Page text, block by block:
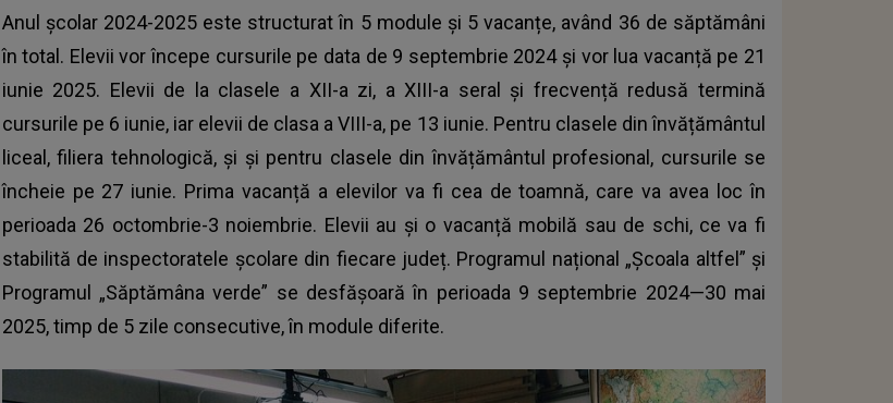
Anul școlar 2024-2025 este structurat în 5 module și 5 vacanțe, având 36 de săptămâni
în total. Elevii vor începe cursurile pe data de 9 septembrie 2024 și vor lua vacanță pe 21
iunie 2025. Elevii de la clasele a XII-a zi, a XIII-a seral și frecvență redusă termină
cursurile pe 6 iunie, iar elevii de clasa a VIII-a, pe 13 iunie. Pentru clasele din învățământul
liceal, filiera tehnologică, și și pentru clasele din învățământul profesional, cursurile se
încheie pe 27 iunie. Prima vacanță a elevilor va fi cea de toamnă, care va avea loc în
perioada 26 octombrie-3 noiembrie. Elevii au și o vacanță mobilă sau de schi, ce va fi
stabilită de inspectoratele școlare din fiecare județ. Programul național „Școala altfel” și
Programul „Săptămâna verde” se desfășoară în perioada 9 septembrie 2024—30 mai
2025, timp de 5 zile consecutive, în module diferite.